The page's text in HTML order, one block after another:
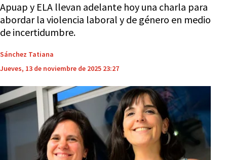
Apuap y ELA llevan adelante hoy una charla para
abordar la violencia laboral y de género en medio
de incertidumbre.
Sánchez Tatiana
Jueves, 13 de noviembre de 2025 23:27